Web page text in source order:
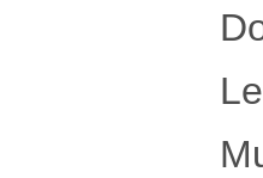
Dong
Muria